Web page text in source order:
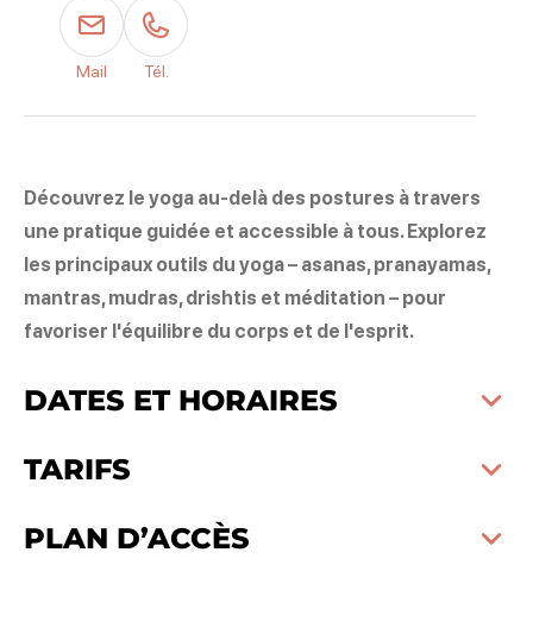
Découvrez le yoga au-delà des postures à travers
une pratique guidée et accessible à tous. Explorez
les principaux outils du yoga – asanas, pranayamas,
mantras, mudras, drishtis et méditation – pour
favoriser l'équilibre du corps et de l'esprit.
DATES ET HORAIRES
TARIFS
PLAN D’ACCÈS
Mail Tél.